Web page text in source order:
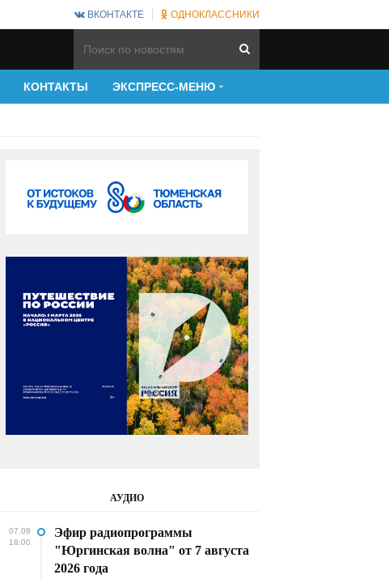
ВКОНТАКТЕ ОДНОКЛАССНИКИ
КОНТАКТЫ ЭКСПРЕСС-МЕНЮ
АУДИО
07.08
18:00
Эфир радиопрограммы
"Юргинская волна" от 7 августа
2026 года